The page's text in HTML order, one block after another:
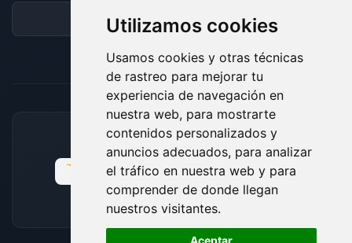
Utilizamos cookies
Usamos cookies y otras técnicas
de rastreo para mejorar tu
experiencia de navegación en
nuestra web, para mostrarte
contenidos personalizados y
anuncios adecuados, para analizar
el tráfico en nuestra web y para
comprender de donde llegan
nuestros visitantes.
Aceptar
Foro
MÉTODOS DE PAGO ACEPTADOS
🍪